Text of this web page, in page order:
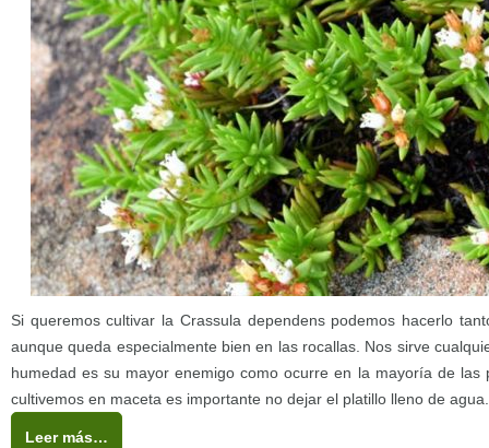
Si queremos cultivar la Crassula dependens podemos hacerlo
aunque queda especialmente bien en las rocallas. Nos sirve
humedad es su mayor enemigo como ocurre en la mayoría de las
cultivemos en maceta es importante no dejar el platillo lleno de agua.
Leer más…